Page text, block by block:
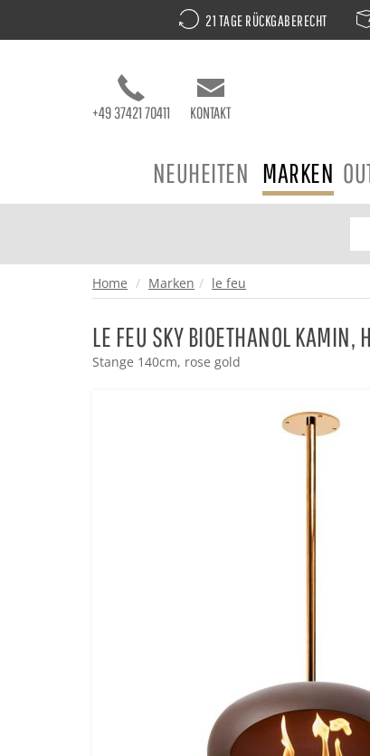
21 TAGE RÜCKGABERECHT
+49 37421 70411 KONTAKT
NEUHEITEN MARKEN
Home Marken le feu
LE FEU SKY BIOETHANOL KAMIN,
Stange 140cm, rose gold